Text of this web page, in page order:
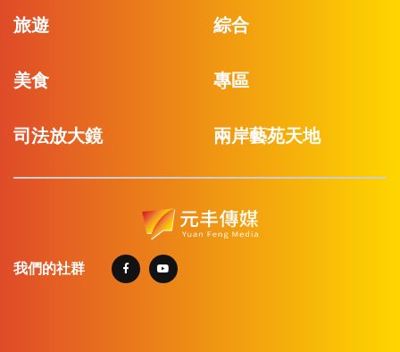
旅遊 綜合
美食 專區
司法放大鏡 兩岸藝苑天地
我們的社群